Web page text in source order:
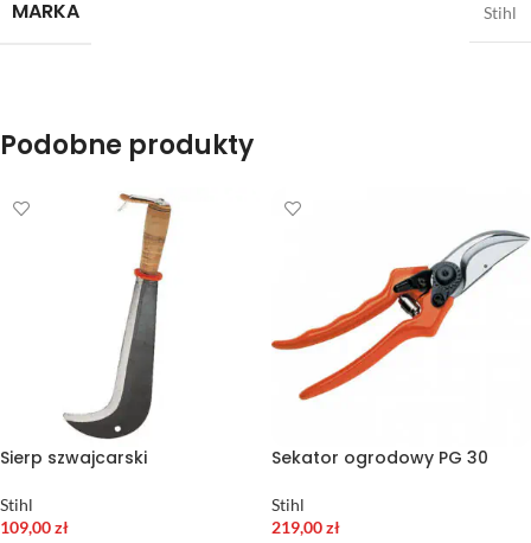
MARKA Stihl
Podobne produkty
Sierp szwajcarski
Stihl
109,00zł
Sekator ogrodowy PG 30
Stihl
219,00zł